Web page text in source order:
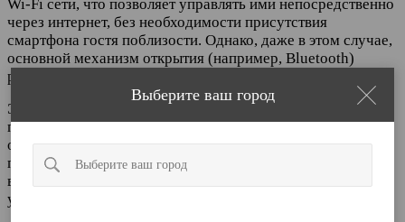
Выберите ваш город
Wi-Fi сети, что позволяет управлять ими непосредственно
через интернет, без необходимости присутствия
смартфона гостя поблизости. Однако, даже в этом случае,
основной механизм открытия (например, Bluetooth)
работает и без интернета.
Электронные замки, управляемые со смартфона, – это не
просто модный гаджет, а мощный инструмент для
оптимизации бизнеса по посуточной аренде жилья. Они
повышают безопасность, экономят время и ресурсы
владельца, а также предоставляют гостям современный и
удобный способ заселения.